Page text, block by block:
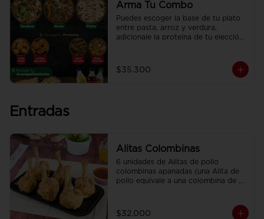
Arma Tu Combo
Puedes escoger la base de tu plato
entre pasta, arroz y verdura,
adicionale la proteína de tu elección,
$35.300
Entradas
Alitas Colombinas
6 unidades de Alitas de pollo
colombinas apanadas (una Alita de
pollo equivale a una colombina de
$32.000